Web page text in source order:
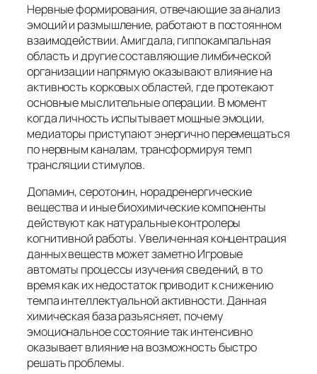
Нервные формирования, отвечающие за анализ
эмоций и размышление, работают в постоянном
взаимодействии. Амигдала, гиппокампальная
область и другие составляющие лимбической
организации напрямую оказывают влияние на
активность корковых областей, где протекают
основные мыслительные операции. В момент
когда личность испытывает мощные эмоции,
медиаторы приступают энергично перемещаться
по нервным каналам, трансформируя темп
трансляции стимулов.
Допамин, серотонин, норадренергические
вещества и иные биохимические компоненты
действуют как натуральные контролеры
когнитивной работы. Увеличенная концентрация
данных веществ может заметно Игровые
автоматы процессы изучения сведений, в то
время как их недостаток приводит к снижению
темпа интеллектуальной активности. Данная
химическая база разъясняет, почему
эмоциональное состояние так интенсивно
оказывает влияние на возможность быстро
решать проблемы.